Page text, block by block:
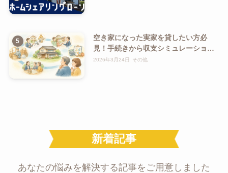
空き家になった実家を貸したい方必
見！手続きから収支シミュレーション
までを徹底解説
2026年3月24日 その他
新着記事
あなたの悩みを解決する記事をご用意しました